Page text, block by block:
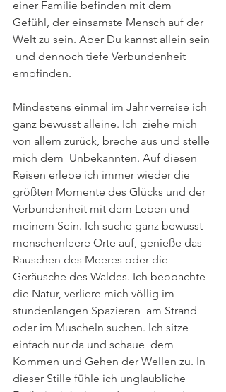
einer Familie befinden mit dem
Gefühl, der einsamste Mensch auf der
Welt zu sein. Aber Du kannst allein sein
und dennoch tiefe Verbundenheit
empfinden.
Mindestens einmal im Jahr verreise ich
ganz bewusst alleine. Ich  ziehe mich
von allem zurück, breche aus und stelle
mich dem  Unbekannten. Auf diesen
Reisen erlebe ich immer wieder die
größten Momente des Glücks und der
Verbundenheit mit dem Leben und
meinem Sein. Ich suche ganz bewusst
menschenleere Orte auf, genieße das
Rauschen des Meeres oder die
Geräusche des Waldes. Ich beobachte
die Natur, verliere mich völlig im
stundenlangen Spazieren  am Strand
oder im Muscheln suchen. Ich sitze
einfach nur da und schaue  dem
Kommen und Gehen der Wellen zu. In
dieser Stille fühle ich unglaubliche